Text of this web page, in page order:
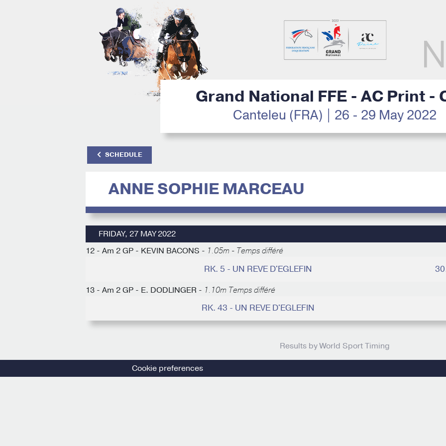
Grand National FFE - AC Print -
Canteleu (FRA) | 26 - 29 May 2022
SCHEDULE
ANNE SOPHIE MARCEAU
FRIDAY, 27 MAY 2022
12 - Am 2 GP - KEVIN BACONS - 1.05m - Temps différé
RK. 5 - UN REVE D'EGLEFIN
13 - Am 2 GP - E. DODLINGER - 1.10m Temps différé
RK. 43 - UN REVE D'EGLEFIN
Results by World Sport Timing
Cookie preferences